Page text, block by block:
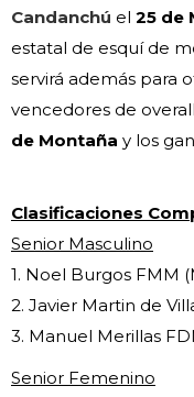
Candanchú el 25 de
estatal de esquí de
servirá además para
vencedores de
de Montaña y los
Clasificaciones
Senior Masculino
1. Noel Burgos FMM
2. Javier Martin de
3. Manuel Merillas
Senior Femenino